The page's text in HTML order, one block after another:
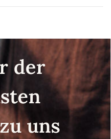
der
uns